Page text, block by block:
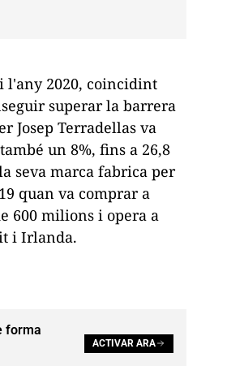
l'any 2020, coincidint
superar la barrera
Josep Terradellas va
un 8%, fins a 26,8
seva marca fabrica per
quan va comprar a
600 milions i opera a
i Irlanda.
forma
ACTIVAR ARA